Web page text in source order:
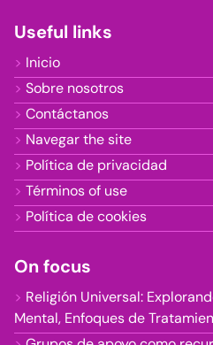
Useful links
Inicio
Sobre nosotros
Contáctanos
Navegar the site
Política de privacidad
Términos of use
Política de cookies
On focus
Religión Universal:
Mental, Enfoques de